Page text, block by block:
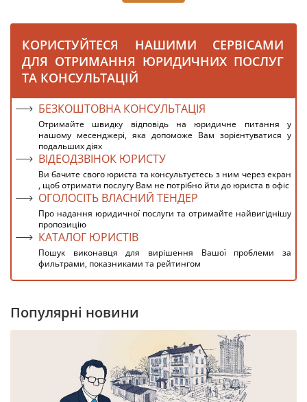
КОРИСТУЙТЕСЯ НАШИМИ СЕРВІСАМИ
ДЛЯ ОТРИМАННЯ ЮРИДИЧНИХ ПОСЛУГ
ТА КОНСУЛЬТАЦІЙ
БЕЗКОШТОВНА КОНСУЛЬТАЦІЯ
Отримайте швидку відповідь на юридичне питання у
нашому месенджері, яка допоможе Вам зорієнтуватися у
подальших діях
ВІДЕОДЗВІНОК ЮРИСТУ
Ви бачите свого юриста та консультуєтесь з ним через екран
, щоб отримати послугу Вам не потрібно йти до юриста в офіс
ОГОЛОСІТЬ ВЛАСНИЙ ТЕНДЕР
Про надання юридичної послуги та отримайте найвигіднішу
пропозицію
КАТАЛОГ ЮРИСТІВ
Пошук виконавця для вирішення Вашої проблеми за
фильтрами, показниками та рейтингом
Популярні новини